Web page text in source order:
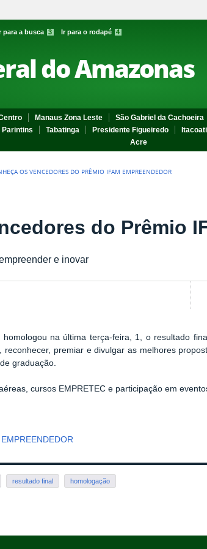
para a busca 3 Ir para o rodapé 4
do Amazonas
Manaus Zona Leste São Gabriel da Cachoeira
Parintins Tabatinga Presidente Figueiredo
Acre
OS VENCEDORES DO PRÊMIO IFAM EMPREENDEDOR
do Prêmio
e inovar
homologou na última terça-feira, 1, o resultado
premiar e divulgar as melhores
graduação.
cursos EMPRETEC e participação em
resultado final homologação